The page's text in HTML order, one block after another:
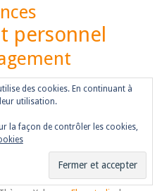
personnel
des cookies. En continuant à
utilisation.
la façon de contrôler les cookies,